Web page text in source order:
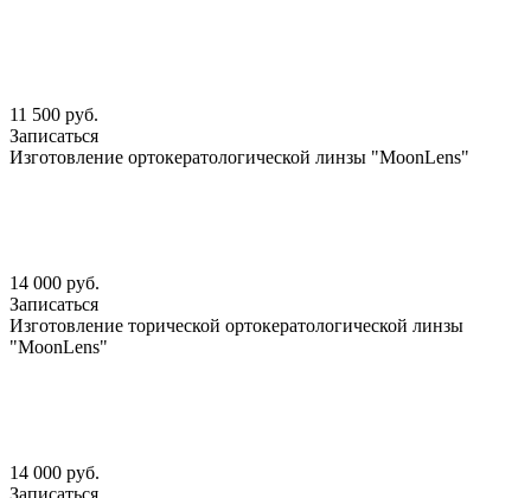
11 500 руб.
Записаться
Изготовление ортокератологической линзы "MoonLens"
14 000 руб.
Записаться
Изготовление торической ортокератологической линзы
"MoonLens"
14 000 руб.
Записаться